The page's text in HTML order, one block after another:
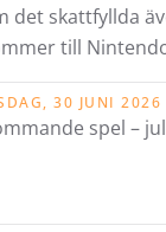
det skattfyllda
till
30 JUNI 2026
spel –